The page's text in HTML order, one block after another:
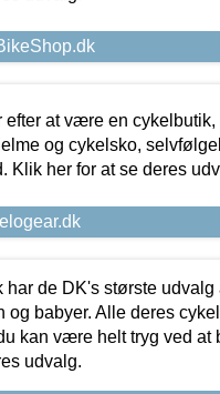
at være en cykelbutik,
og cykelsko,
Klik her for at se deres
de DK's største udvalg
og babyer. Alle deres
kan være helt tryg ved at
udvalg.